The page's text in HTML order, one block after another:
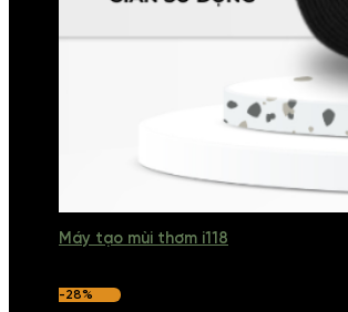
Máy tạo mùi thơm i118
-28%